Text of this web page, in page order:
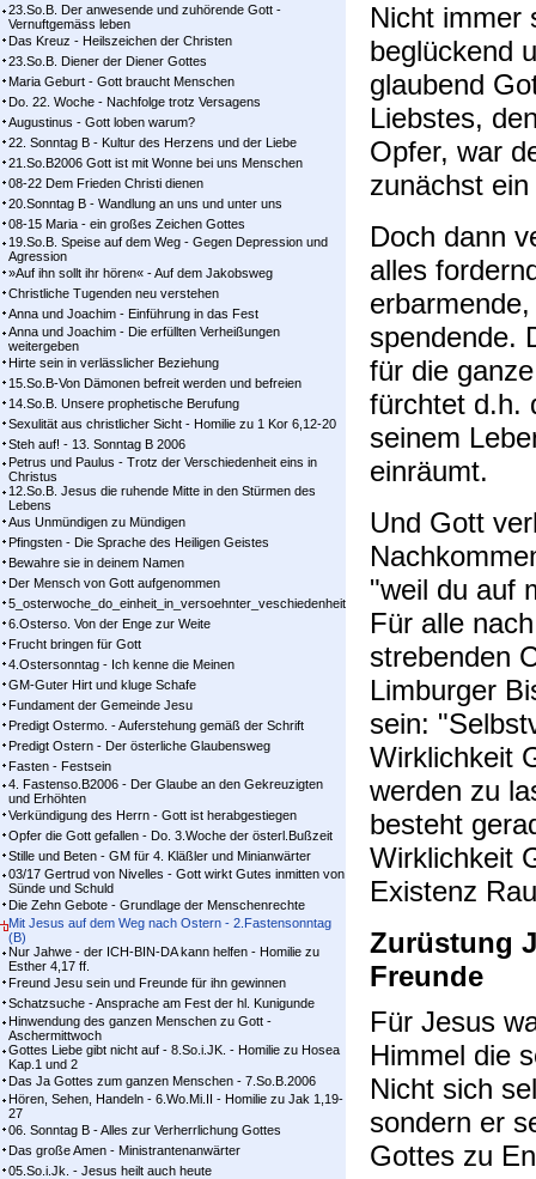
23.So.B. Der anwesende und zuhörende Gott -
Vernuftgemäss leben
Das Kreuz - Heilszeichen der Christen
23.So.B. Diener der Diener Gottes
Maria Geburt - Gott braucht Menschen
Do. 22. Woche - Nachfolge trotz Versagens
Augustinus - Gott loben warum?
22. Sonntag B - Kultur des Herzens und der Liebe
21.So.B2006 Gott ist mit Wonne bei uns Menschen
08-22 Dem Frieden Christi dienen
20.Sonntag B - Wandlung an uns und unter uns
08-15 Maria - ein großes Zeichen Gottes
19.So.B. Speise auf dem Weg - Gegen Depression und
Agression
»Auf ihn sollt ihr hören« - Auf dem Jakobsweg
Christliche Tugenden neu verstehen
Anna und Joachim - Einführung in das Fest
Anna und Joachim - Die erfüllten Verheißungen
weitergeben
Hirte sein in verlässlicher Beziehung
15.So.B-Von Dämonen befreit werden und befreien
14.So.B. Unsere prophetische Berufung
Sexulität aus christlicher Sicht - Homilie zu 1 Kor 6,12-20
Steh auf! - 13. Sonntag B 2006
Petrus und Paulus - Trotz der Verschiedenheit eins in
Christus
12.So.B. Jesus die ruhende Mitte in den Stürmen des
Lebens
Aus Unmündigen zu Mündigen
Pfingsten - Die Sprache des Heiligen Geistes
Bewahre sie in deinem Namen
Der Mensch von Gott aufgenommen
5_osterwoche_do_einheit_in_versoehnter_veschiedenheit
6.Osterso. Von der Enge zur Weite
Frucht bringen für Gott
4.Ostersonntag - Ich kenne die Meinen
GM-Guter Hirt und kluge Schafe
Fundament der Gemeinde Jesu
Predigt Ostermo. - Auferstehung gemäß der Schrift
Predigt Ostern - Der österliche Glaubensweg
Fasten - Festsein
4. Fastenso.B2006 - Der Glaube an den Gekreuzigten
und Erhöhten
Verkündigung des Herrn - Gott ist herabgestiegen
Opfer die Gott gefallen - Do. 3.Woche der österl.Bußzeit
Stille und Beten - GM für 4. Kläßler und Minianwärter
03/17 Gertrud von Nivelles - Gott wirkt Gutes inmitten von
Sünde und Schuld
Die Zehn Gebote - Grundlage der Menschenrechte
Mit Jesus auf dem Weg nach Ostern - 2.Fastensonntag
(B)
Nur Jahwe - der ICH-BIN-DA kann helfen - Homilie zu
Esther 4,17 ff.
Freund Jesu sein und Freunde für ihn gewinnen
Schatzsuche - Ansprache am Fest der hl. Kunigunde
Hinwendung des ganzen Menschen zu Gott -
Aschermittwoch
Gottes Liebe gibt nicht auf - 8.So.i.JK. - Homilie zu Hosea
Kap.1 und 2
Das Ja Gottes zum ganzen Menschen - 7.So.B.2006
Hören, Sehen, Handeln - 6.Wo.Mi.II - Homilie zu Jak 1,19-
27
06. Sonntag B - Alles zur Verherrlichung Gottes
Das große Amen - Ministrantenanwärter
05.So.i.Jk. - Jesus heilt auch heute
Nicht immer
beglückend
glaubend
Liebstes,
Opfer, war
zunächst
Doch dann
alles
spendende.
für die
fürchtet d.h.
seinem
einräumt.
Und Gott
"weil du auf
Für alle
strebenden
Limburger
sein:
Wirklichkeit
werden zu
besteht
Wirklichkeit
Existenz
Zurüstung
Freunde
Für Jesus
Himmel die
Nicht sich
sondern er
Gottes zu